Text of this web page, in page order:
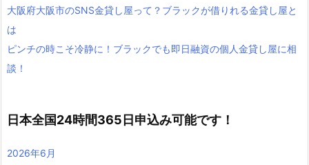
大阪府大阪市のSNS金貸し屋って？ブラックが借りれる金貸し屋と
は
ピンチの時こそ冷静に！ブラックでも即日融資の個人金貸し屋に相
談！
日本全国24時間365日申込み可能です！
2026年6月